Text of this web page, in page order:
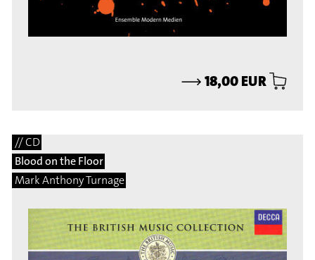
⟶18,00 EUR
// CD
Blood on the Floor
Mark Anthony Turnage